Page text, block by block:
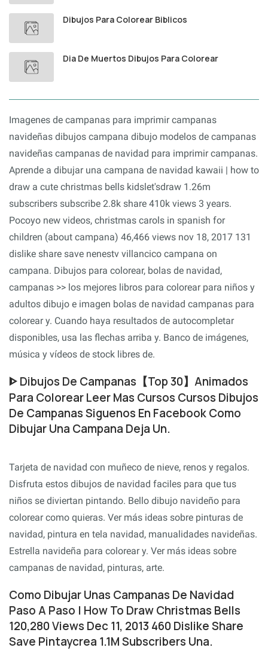
Dibujos Para Colorear Biblicos
Dia De Muertos Dibujos Para Colorear
Imagenes de campanas para imprimir campanas
navideñas dibujos campana dibujo modelos de campanas
navideñas campanas de navidad para imprimir campanas.
Aprende a dibujar una campana de navidad kawaii | how to
draw a cute christmas bells kidslet'sdraw 1.26m
subscribers subscribe 2.8k share 410k views 3 years.
Pocoyo new videos, christmas carols in spanish for
children (about campana) 46,466 views nov 18, 2017 131
dislike share save nenestv villancico campana on
campana. Dibujos para colorear, bolas de navidad,
campanas >> los mejores libros para colorear para niños y
adultos dibujo e imagen bolas de navidad campanas para
colorear y. Cuando haya resultados de autocompletar
disponibles, usa las flechas arriba y. Banco de imágenes,
música y vídeos de stock libres de.
ᐈ Dibujos De Campanas【Top 30】Animados
Para Colorear Leer Mas Cursos Cursos Dibujos
De Campanas Siguenos En Facebook Como
Dibujar Una Campana Deja Un.
Tarjeta de navidad con muñeco de nieve, renos y regalos.
Disfruta estos dibujos de navidad faciles para que tus
niños se diviertan pintando. Bello dibujo navideño para
colorear como quieras. Ver más ideas sobre pinturas de
navidad, pintura en tela navidad, manualidades navideñas.
Estrella navideña para colorear y. Ver más ideas sobre
campanas de navidad, pinturas, arte.
Como Dibujar Unas Campanas De Navidad
Paso A Paso | How To Draw Christmas Bells
120,280 Views Dec 11, 2013 460 Dislike Share
Save Pintaycrea 1.1M Subscribers Una.